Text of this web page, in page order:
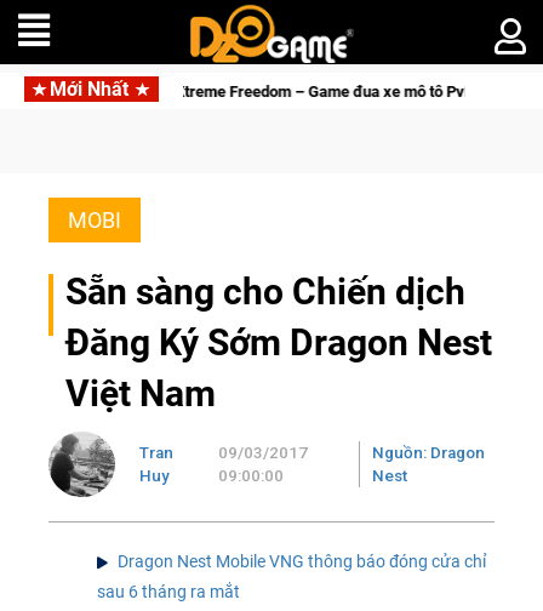
Mới Nhất
Trial Xtreme Freedom – Game đua xe mô tô PvP sở hữu vật lý siêu thực
MOBI
Sẵn sàng cho Chiến dịch
Đăng Ký Sớm Dragon Nest
Việt Nam
Tran
Huy
09/03/2017
09:00:00
Nguồn: Dragon
Nest
Dragon Nest Mobile VNG thông báo đóng cửa chỉ
sau 6 tháng ra mắt